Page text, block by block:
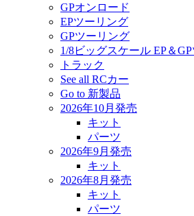
GPオンロード
EPツーリング
GPツーリング
1/8ビッグスケール EP＆
トラック
See all RCカー
Go to 新製品
2026年10月発売
キット
パーツ
2026年9月発売
キット
2026年8月発売
キット
パーツ